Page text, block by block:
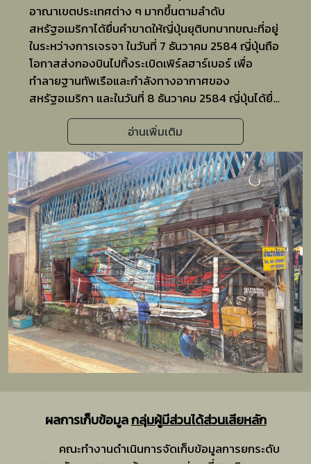
อาณาเขตประเทศต่าง ๆ มากขึ้นตามลำดับ
สหรัฐอเมริกาได้ยื่นคำขาดให้ญี่ปุ่นยุติบทบาทขณะที่อยู่
ในระหว่างการเจรจา ในวันที่ 7 ธันวาคม 2584 ญี่ปุ่นถือ
โอกาสส่งกองบินไปทิ้งระเบิดเพิร์ลฮาร์เบอร์ เพื่อ
ทำลายฐานทัพเรือและกำลังทางอากาศของ
สหรัฐอเมริกา และในวันที่ 8 ธันวาคม 2584 ญี่ปุ่นได้ยื่น
ข้อเสนอต่อไทย เพื่อขอเดินทัพผ่านไปยังพม่า และมลายู
ของอังกฤษ รวมทั้งขอให้ไทยทำอนุสัญญาเป็นมิตรกับ
ญี่ปุ่น และทำอนุสัญญาร่วมรบกับญี่ปุ่น ขณะที่รัฐบาล
ยังไม่ตัดสินใจ กำลังทหาร ตำรวจ ยุวชนทหาร และ
พลเรือนที่ประจำการตามจังหวัดต่าง ๆ ได้สู้กับญี่ปุ่น
อย่างดุเดือด รัฐบาลไทยจึงสั่งยุติการรบ และตำเป็น
ต้องทำสนธิสัญญาเป็นมิตรกับญี่ปุ่น ทำให้อังกฤษประ
ท้วงดด้วยการส่งเครื่องบินมาทิ้งระเบิดในประเทศไทย
ไทยจึงประกาศสงครามกับสหรัฐอเมริกา และ อังกฤษ
แต่มีคนไทยจำนวนมากไม่เห็นด้วยและได้ก่อตั้ง
ขบวนการเสรีไทยทำการต่อต้านญี่ปุ่นและให้ความช่วย
เหลือแก่ฝ่ายสัมพันธมิตร สงครามได้ยุติลงเมื่อ
สหรัฐอเมริกาส่งเครื่องบินไปทิ้งระเบิดปรมาณู ที่เมือง
ฮิโรชิมาและนางาซากิ ทำให้มีผู้เสียชีวิตและบาดเจ็บ
จำนวนมาก ในวันที่ 14 สิงหาคม 2488 สมเด็จพนะ
จักรพรรดิฮิโรฮิโต มีพระบรมราชโองการให้กองทัพ
2488 พระบามสมเด็จ พระปรเมนทรมหาอานันทมหิดล
มีพระบรมราชโองการว่า การประกาศสงครามของ
รัฐบาลไทยต่ออังกฤษและสหรัฐอเมริกานั้นเป็นโมฆะ
อ่านเพิ่มเติม
ผลการเก็บข้อมูลกลุ่มผู้มีส่วนได้ส่วนเสียหลัก
คณะทำงานดำเนินการจัดเก็บข้อมูลการยกระดับ